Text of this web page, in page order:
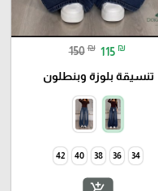
150 ₪ 115 ₪
تنسيقة بلوزة وبنطلون
34
36
38
40
42